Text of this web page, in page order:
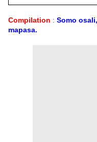
Compilation : Somo
mapasa.